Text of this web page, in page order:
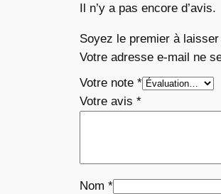
Il n’y a pas encore d’avis.
Soyez le premier à
Votre adresse e-mail ne
Votre note *
Votre avis *
Nom *